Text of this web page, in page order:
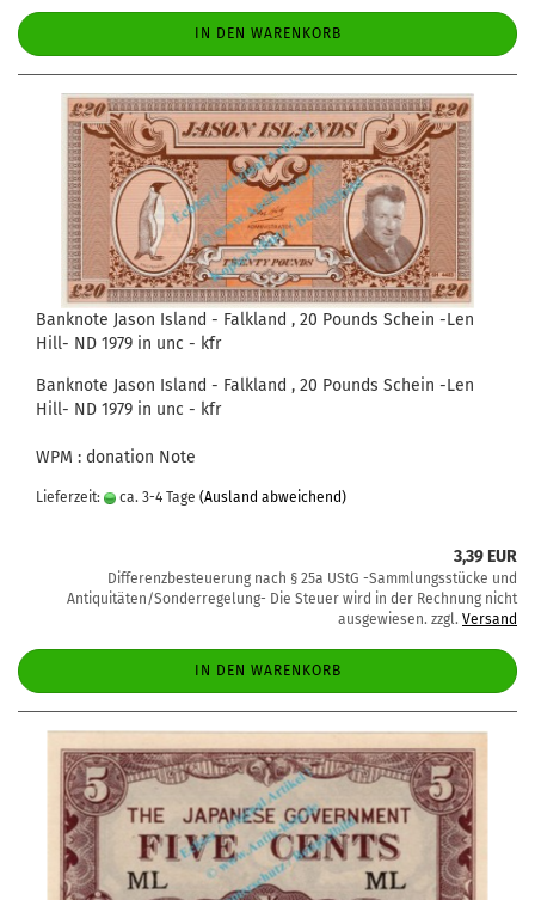
IN DEN WARENKORB
Banknote Jason Island - Falkland , 20 Pounds Schein -Len
Hill- ND 1979 in unc - kfr
Banknote Jason Island - Falkland , 20 Pounds Schein -Len
Hill- ND 1979 in unc - kfr
WPM : donation Note
Lieferzeit: ca. 3-4 Tage (Ausland abweichend)
3,39 EUR
Differenzbesteuerung nach § 25a UStG -Sammlungsstücke und
Antiquitäten/Sonderregelung- Die Steuer wird in der Rechnung nicht
ausgewiesen. zzgl. Versand
IN DEN WARENKORB